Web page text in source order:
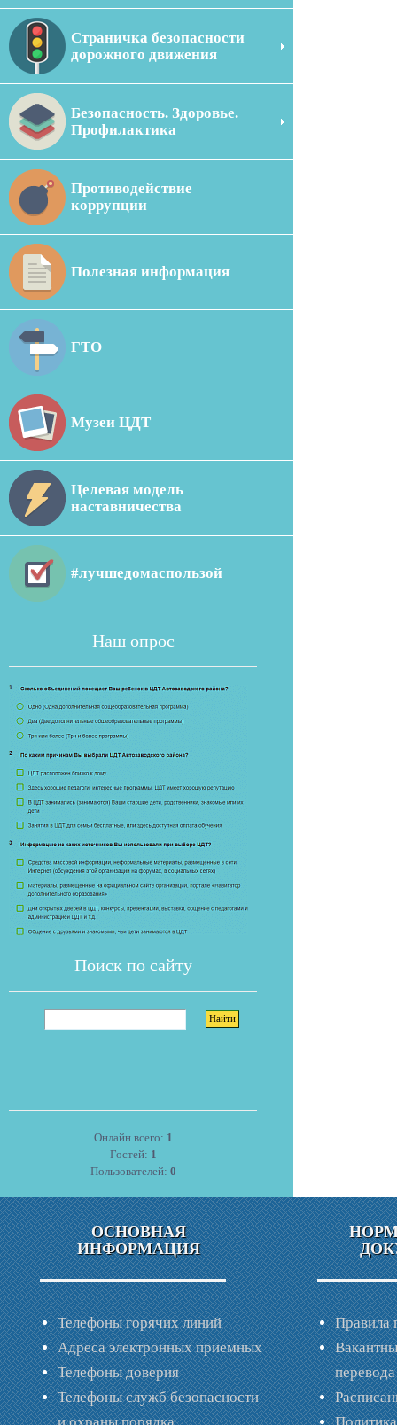
Страничка безопасности
дорожного движения
Безопасность. Здоровье.
Профилактика
Противодействие
коррупции
Полезная информация
ГТО
Музеи ЦДТ
Целевая модель
наставничества
#лучшедомаспользой
Наш опрос
Поиск по сайту
Онлайн всего: 1
Гостей: 1
Пользователей: 0
ОСНОВНАЯ
ИНФОРМАЦИЯ
Телефоны горячих линий
Адреса электронных приемных
Телефоны доверия
Телефоны служб безопасности
Правила
перевода